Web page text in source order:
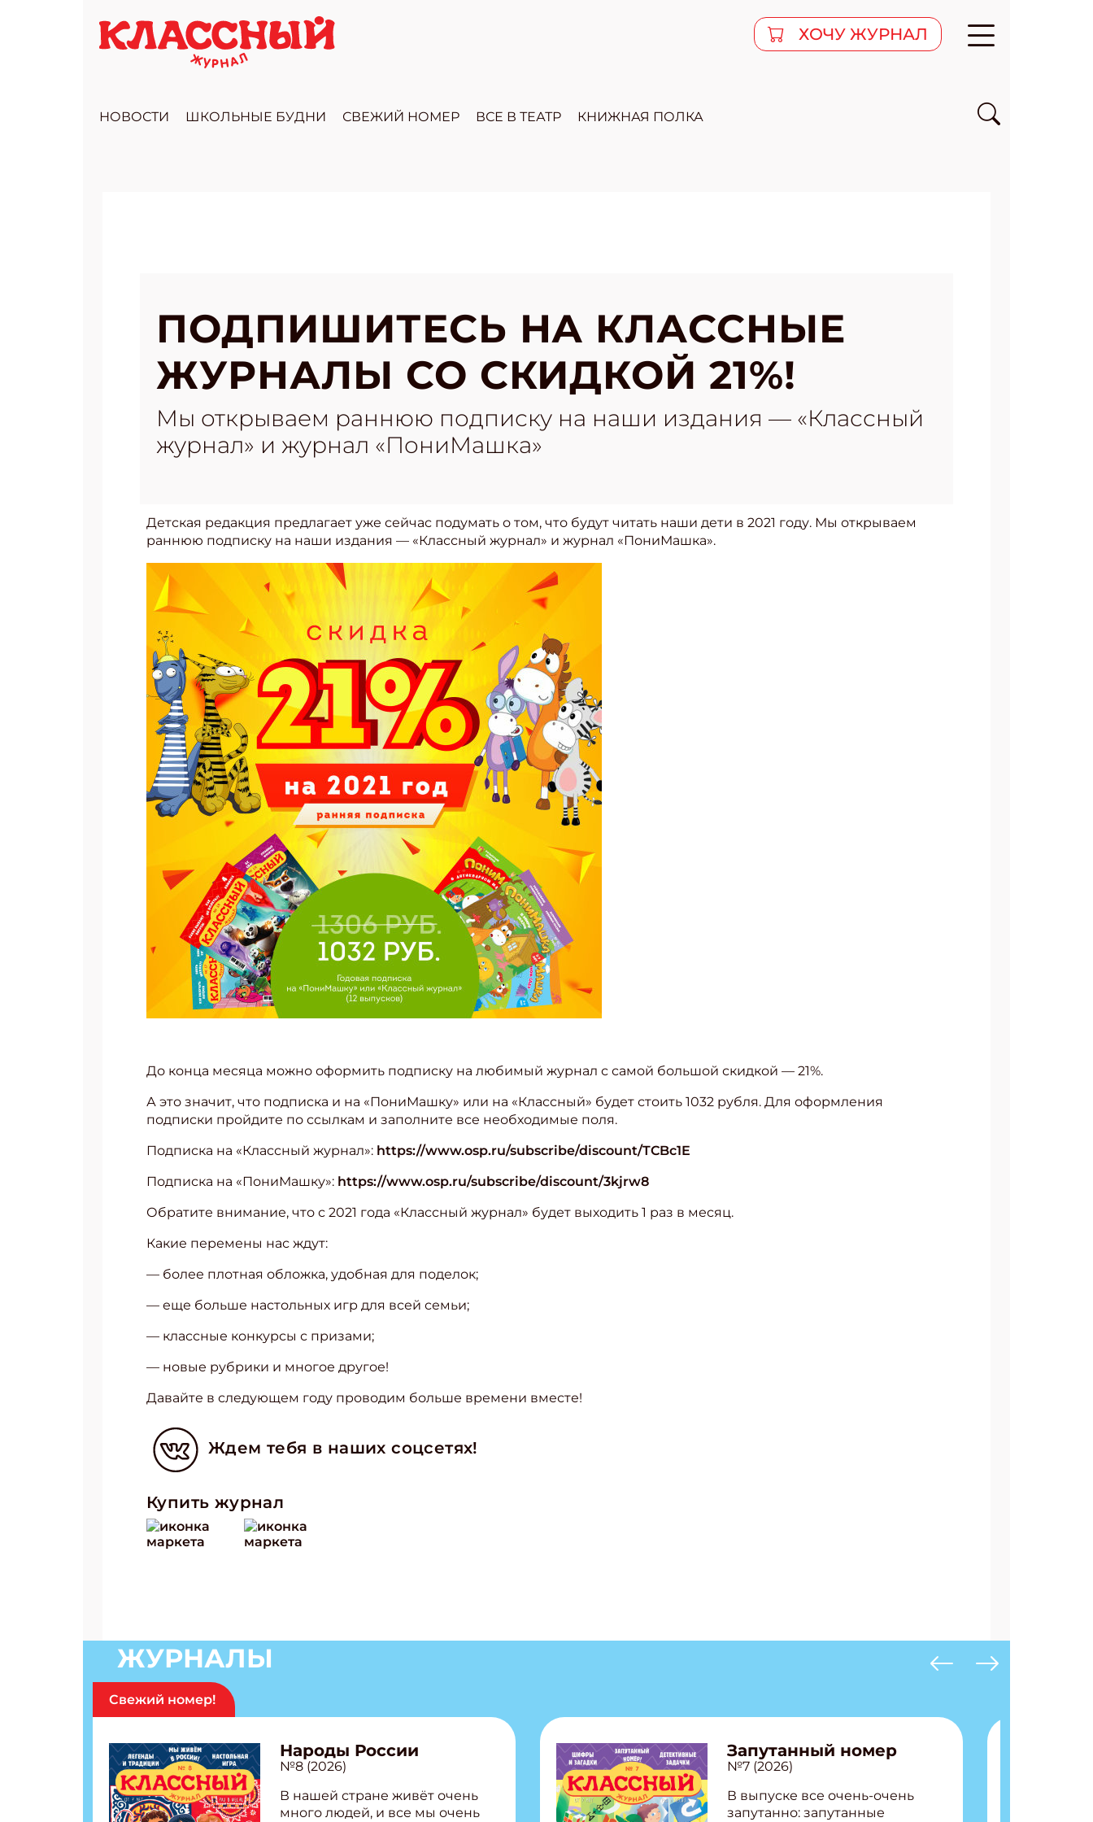
ХОЧУ ЖУРНАЛ
НОВОСТИ ШКОЛЬНЫЕ БУДНИ СВЕЖИЙ НОМЕР ВСЕ В ТЕАТР КНИЖНАЯ ПОЛКА
ПОДПИШИТЕСЬ НА КЛАССНЫЕ
ЖУРНАЛЫ СО СКИДКОЙ 21%!
Мы открываем раннюю подписку на наши издания — «Классный
журнал» и журнал «ПониМашка»
Детская редакция предлагает уже сейчас подумать о том, что будут читать наши дети в 2021 году. Мы открываем
раннюю подписку на наши издания — «Классный журнал» и журнал «ПониМашка».
До конца месяца можно оформить подписку на любимый журнал с самой большой скидкой — 21%.
А это значит, что подписка и на «ПониМашку» или на «Классный» будет стоить 1032 рубля. Для оформления
подписки пройдите по ссылкам и заполните все необходимые поля.
Подписка на «Классный журнал»: https://www.osp.ru/subscribe/discount/TCBc1E
Подписка на «ПониМашку»: https://www.osp.ru/subscribe/discount/3kjrw8
Обратите внимание, что с 2021 года «Классный журнал» будет выходить 1 раз в месяц.
Какие перемены нас ждут:
— более плотная обложка, удобная для поделок;
— еще больше настольных игр для всей семьи;
— классные конкурсы с призами;
— новые рубрики и многое другое!
Давайте в следующем году проводим больше времени вместе!
Ждем тебя в наших соцсетях!
Купить журнал
ЖУРНАЛЫ
Свежий номер!
Народы России
№8 (2026)
В нашей стране живёт очень
много людей, и все мы очень
Запутанный номер
№7 (2026)
В выпуске все очень-очень
запутанно: запутанные